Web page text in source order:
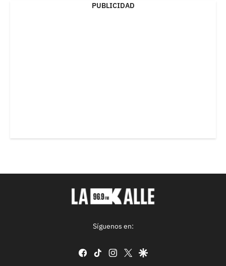
PUBLICIDAD
Síguenos en:
facebook
tiktok instagram
twittergoogle